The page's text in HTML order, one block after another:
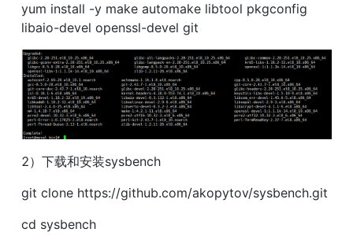
yum install -y make automake libtool pkgconfig
libaio-devel openssl-devel git
2）下载和安装sysbench
git clone https://github.com/akopytov/sysbench.git
cd sysbench